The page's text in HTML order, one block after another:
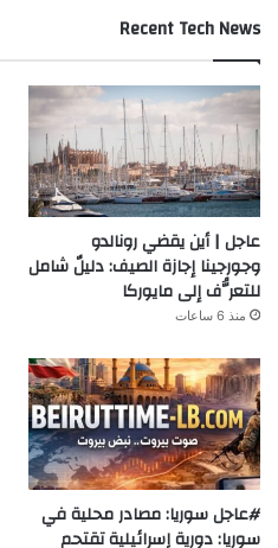
Recent Tech News
عاجل | أين يقضي رونالدو
وجورجينا إجازة الصيف: دليلٌ شامل
للتعرُّف إلى مايوركا
منذ 6 ساعات
#عاجل سوريا: مصادر محلية في
سوريا: دورية إسرائيلية تقتحم